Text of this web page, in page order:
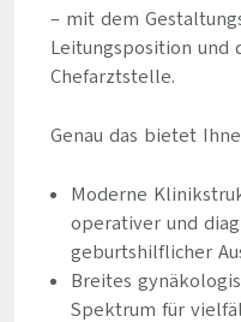
– mit dem
Leitungsposition und
Chefarztstelle.
Genau das bietet
Moderne
operativer und
geburtshilflicher
Breites
Spektrum für